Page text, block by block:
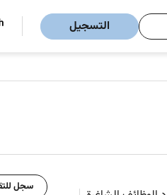
التسجيل
سجل